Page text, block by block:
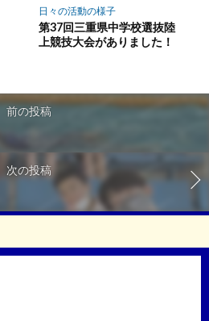
日々の活動の様子
第37回三重県中学校選抜陸
上競技大会がありました！
前の投稿
次の投稿